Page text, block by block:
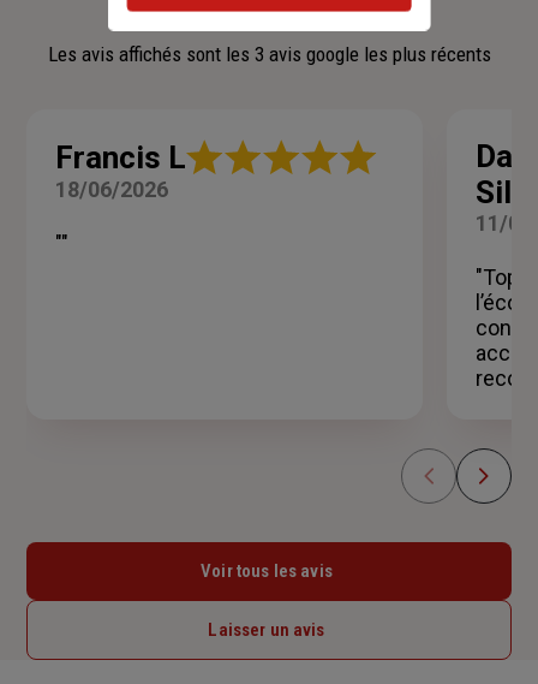
Les avis affichés sont les 3 avis google les plus récents
Francis LNote
18/06/2026
""
11/
"Top,
Voir tous les avis
Laisser un avis